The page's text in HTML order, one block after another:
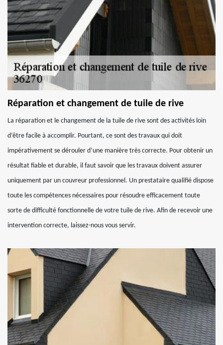
Réparation et changement de tuile de rive
La réparation et le changement de la tuile de rive sont des activités loin
d’être facile à accomplir. Pourtant, ce sont des travaux qui doit
impérativement se dérouler d’une manière très correcte. Pour obtenir un
résultat fiable et durable, il faut savoir que les travaux doivent assurer
uniquement par un couvreur professionnel. Un prestataire qualifié dispose
toute les compétences nécessaires pour résoudre efficacement toute
sorte de difficulté fonctionnelle de votre tuile de rive. Afin de recevoir une
intervention correcte, laissez-nous vous servir.